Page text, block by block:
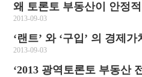
왜 토론토 부동산이 안정
2013-09-03
‘랜트’ 와 ‘구입’ 의 경제
2013-09-03
‘2013 광역토론토 부동산